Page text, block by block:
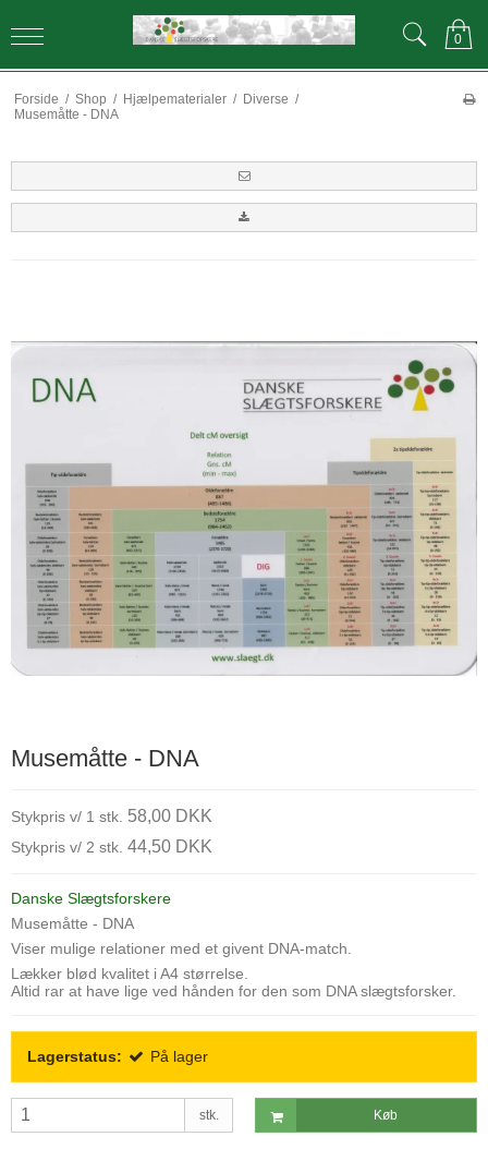
0
Forside / Shop / Hjælpematerialer / Diverse /
Musemåtte - DNA
Musemåtte - DNA
Stykpris v/ 1 stk. 58,00 DKK
Stykpris v/ 2 stk. 44,50 DKK
Danske Slægtsforskere
Musemåtte - DNA
Viser mulige relationer med et givent DNA-match.
Lækker blød kvalitet i A4 størrelse.
Altid rar at have lige ved hånden for den som DNA slægtsforsker.
Lagerstatus: På lager
stk. Køb